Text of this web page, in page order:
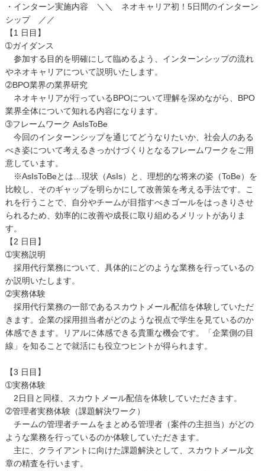
・インターン実施内容 ＼＼ ネオキャリア初！5日間のインターン
シップ ／／
【1 日目】
➀ガイダンス
参加する目的を明確にして臨めるよう、インターンシップの流れ
やネオキャリアについて説明いたします。
➁BPO業界の業界研究
ネオキャリアが行っているBPOについて理解を深めながら、BPO
業界全体について知れる内容になります。
➂フレームワーク AsIsToBe
今回のインターンシップを通じてどうなりたいか、社会人のある
べき姿について考えるきっかけづくりとなるフレームワークをご用
意しています。
※AsIsToBeとは…現状（AsIs）と、理想的な将来の姿（ToBe）を
比較し、そのギャップを明らかにして改善策を考える手法です。こ
れを行うことで、自分やチームが目指すべきゴールをはっきりさせ
られるため、効率的に改善や成長に取り組めるメリットがありま
す。
【2 日目】
➀実務説明
採用代行業務について、具体的にどのような業務を行っているの
か説明いたします。
➁実務体験
採用代行業務の一部であるスカウトメール配信を体験していただ
きます。企業の採用担当者がどのような視点で学生を見ているのか
体感できます。リアルに体感できる貴重な機会です。「企業側の目
線」を知ることで就活にも役立つヒントが得られます。
【3 日目】
➀実務体験
2日目と同様、スカウトメール配信を体験していただきます。
➁管理者実務体験（課題解決ワーク）
チームの管理者チームをまとめる管理者（案件の主担当）がどの
ような業務を行っているのか体験していただきます。
主に、クライアントに向けた課題解決として、スカウトメール文
章の精査を行います。